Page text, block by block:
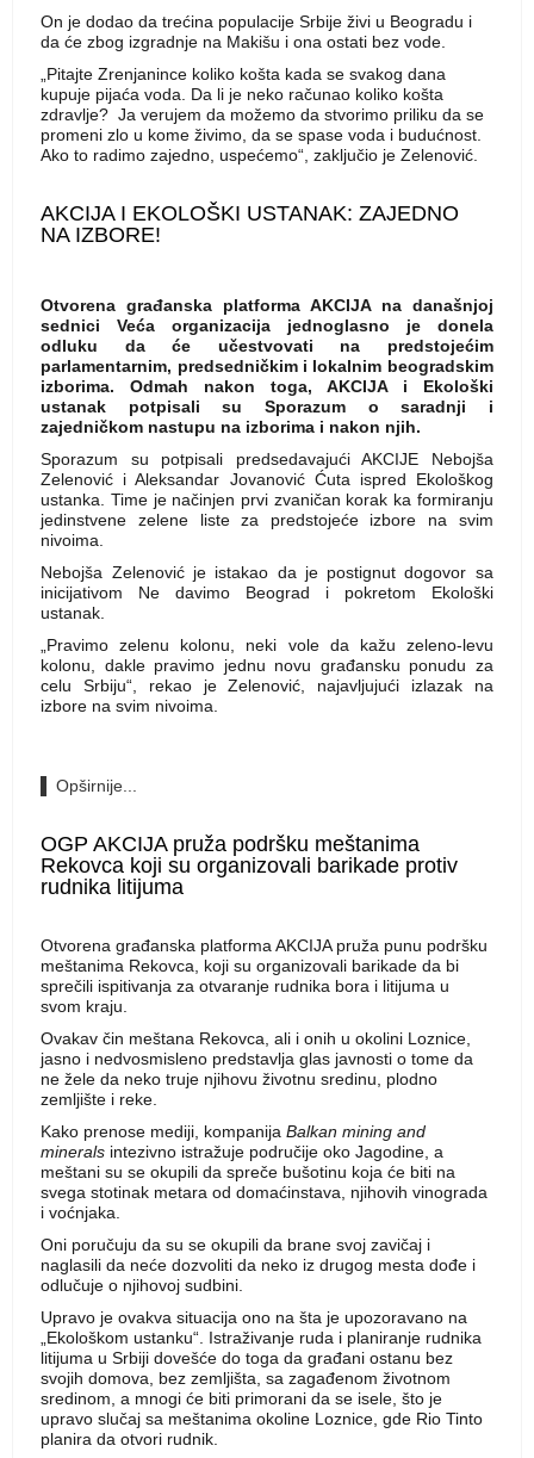
On je dodao da trećina populacije Srbije živi u Beogradu i
da će zbog izgradnje na Makišu i ona ostati bez vode.
„Pitajte Zrenjanince koliko košta kada se svakog dana
kupuje pijaća voda. Da li je neko računao koliko košta
zdravlje? Ja verujem da možemo da stvorimo priliku da se
promeni zlo u kome živimo, da se spase voda i budućnost.
Ako to radimo zajedno, uspećemo“, zaključio je Zelenović.
AKCIJA I EKOLOŠKI USTANAK: ZAJEDNO
NA IZBORE!
Otvorena građanska platforma AKCIJA na današnjoj
sednici Veća organizacija jednoglasno je donela
odluku da će učestvovati na predstojećim
parlamentarnim, predsedničkim i lokalnim beogradskim
izborima. Odmah nakon toga, AKCIJA i Ekološki
ustanak potpisali su Sporazum o saradnji i
zajedničkom nastupu na izborima i nakon njih.
Sporazum su potpisali predsedavajući AKCIJE Nebojša
Zelenović i Aleksandar Jovanović Ćuta ispred Ekološkog
ustanka. Time je načinjen prvi zvaničan korak ka formiranju
jedinstvene zelene liste za predstojeće izbore na svim
nivoima.
Nebojša Zelenović je istakao da je postignut dogovor sa
inicijativom Ne davimo Beograd i pokretom Ekološki
ustanak.
„Pravimo zelenu kolonu, neki vole da kažu zeleno-levu
kolonu, dakle pravimo jednu novu građansku ponudu za
celu Srbiju“, rekao je Zelenović, najavljujući izlazak na
izbore na svim nivoima.
Opširnije...
OGP AKCIJA pruža podršku meštanima
Rekovca koji su organizovali barikade protiv
rudnika litijuma
Otvorena građanska platforma AKCIJA pruža punu podršku
meštanima Rekovca, koji su organizovali barikade da bi
sprečili ispitivanja za otvaranje rudnika bora i litijuma u
svom kraju.
Ovakav čin meštana Rekovca, ali i onih u okolini Loznice,
jasno i nedvosmisleno predstavlja glas javnosti o tome da
ne žele da neko truje njihovu životnu sredinu, plodno
zemljište i reke.
Kako prenose mediji, kompanijaBalkan mining and
minerals intezivno istražuje područije oko Jagodine, a
meštani su se okupili da spreče bušotinu koja će biti na
svega stotinak metara od domaćinstava, njihovih vinograda
i voćnjaka.
Oni poručuju da su se okupili da brane svoj zavičaj i
naglasili da neće dozvoliti da neko iz drugog mesta dođe i
odlučuje o njihovoj sudbini.
Upravo je ovakva situacija ono na šta je upozoravano na
„Ekološkom ustanku“. Istraživanje ruda i planiranje rudnika
litijuma u Srbiji dovešće do toga da građani ostanu bez
svojih domova, bez zemljišta, sa zagađenom životnom
sredinom, a mnogi će biti primorani da se isele, što je
upravo slučaj sa meštanima okoline Loznice, gde Rio Tinto
planira da otvori rudnik.